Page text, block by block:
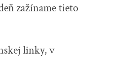
zažíname tieto
linky, v